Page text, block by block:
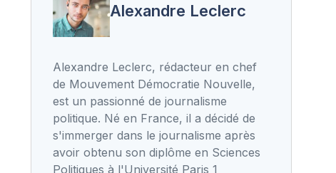
Alexandre Leclerc
Alexandre Leclerc, rédacteur en chef
de Mouvement Démocratie Nouvelle,
est un passionné de journalisme
politique. Né en France, il a décidé de
s'immerger dans le journalisme après
avoir obtenu son diplôme en Sciences
Politiques à l'Université Paris 1